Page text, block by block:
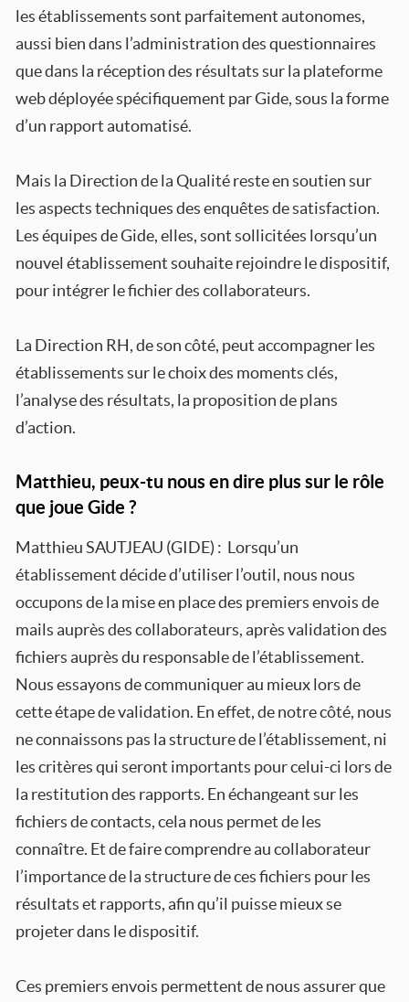
les établissements sont parfaitement autonomes,
aussi bien dans l’administration des questionnaires
que dans la réception des résultats sur la plateforme
web déployée spécifiquement par Gide, sous la forme
d’un rapport automatisé.
Mais la Direction de la Qualité reste en soutien sur
les aspects techniques des enquêtes de satisfaction.
Les équipes de Gide, elles, sont sollicitées lorsqu’un
nouvel établissement souhaite rejoindre le dispositif,
pour intégrer le fichier des collaborateurs.
La Direction RH, de son côté, peut accompagner les
établissements sur le choix des moments clés,
l’analyse des résultats, la proposition de plans
d’action.
Matthieu, peux-tu nous en dire plus sur le rôle
que joue Gide ?
Matthieu SAUTJEAU (GIDE) : Lorsqu’un
établissement décide d’utiliser l’outil, nous nous
occupons de la mise en place des premiers envois de
mails auprès des collaborateurs, après validation des
fichiers auprès du responsable de l’établissement.
Nous essayons de communiquer au mieux lors de
cette étape de validation. En effet, de notre côté, nous
ne connaissons pas la structure de l’établissement, ni
les critères qui seront importants pour celui-ci lors de
la restitution des rapports. En échangeant sur les
fichiers de contacts, cela nous permet de les
connaître. Et de faire comprendre au collaborateur
l’importance de la structure de ces fichiers pour les
résultats et rapports, afin qu’il puisse mieux se
projeter dans le dispositif.
Ces premiers envois permettent de nous assurer que